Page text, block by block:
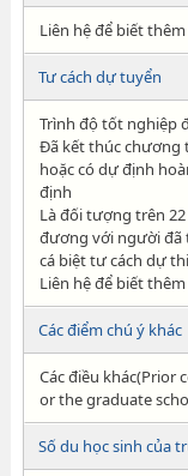
Liên hệ để biết
Tư cách dự tuyển
Trình độ tốt nghiệp
Đã kết thúc chương
hoặc có dự định
định
Là đối tượng trên
đương với người đã
cá biệt tư cách dự
Liên hệ để biết
Các điểm chú ý khác
Các điều khác(Prior
or the graduate
Số du học sinh của